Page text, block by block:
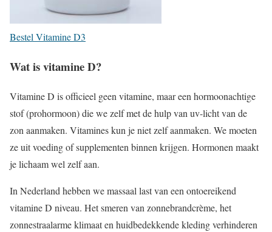
Bestel Vitamine D3
Wat is vitamine D?
Vitamine D is officieel geen vitamine, maar een hormoonachtige
stof (prohormoon) die we zelf met de hulp van uv-licht van de
zon aanmaken. Vitamines kun je niet zelf aanmaken. We moeten
ze uit voeding of supplementen binnen krijgen. Hormonen maakt
je lichaam wel zelf aan.
In Nederland hebben we massaal last van een ontoereikend
vitamine D niveau. Het smeren van zonnebrandcrème, het
zonnestraalarme klimaat en huidbedekkende kleding verhinderen